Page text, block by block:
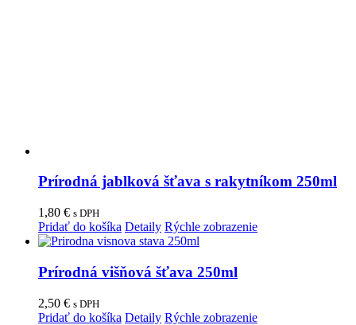
Prírodná jablková šťava s rakytníkom 250ml
1,80 € s DPH
Pridať do košíka Detaily Rýchle zobrazenie
Prírodná višňová šťava 250ml
2,50 € s DPH
Pridať do košíka Detaily Rýchle zobrazenie